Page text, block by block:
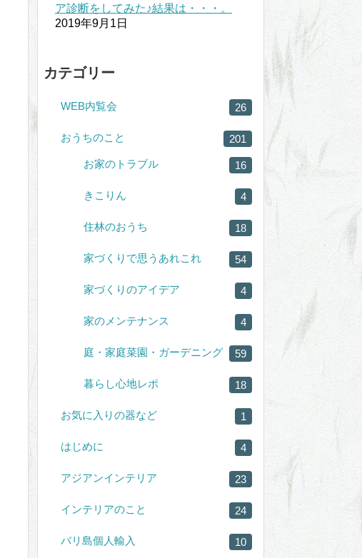
ア診断をしてみた♪結果は・・・。
2019年9月1日
カテゴリー
WEB内覧会 26
おうちのこと 201
お家のトラブル 16
きこりん 4
住林のおうち 18
家づくりで思うあれこれ 54
家づくりのアイデア 4
家のメンテナンス 4
庭・家庭菜園・ガーデニング 59
暮らし心地レポ 18
お気に入りの器など 1
はじめに 4
アジアンインテリア 23
インテリアのこと 24
バリ島個人輸入 10